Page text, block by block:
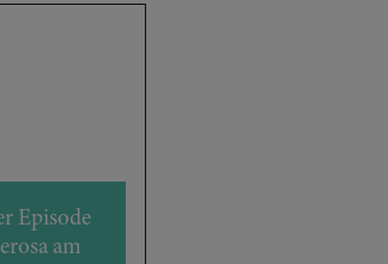
Episode
am